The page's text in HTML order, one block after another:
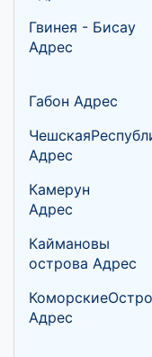
Гвинея - Бисау
Адрес
Габон Адрес
Адрес
Камерун
Адрес
Каймановы
острова Адрес
Адрес